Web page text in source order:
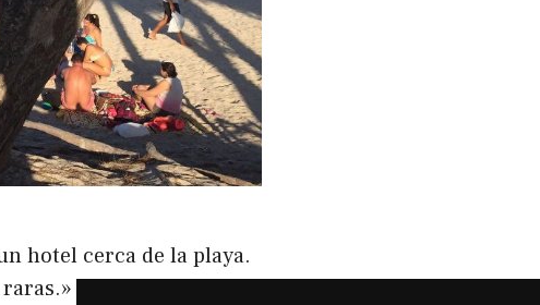
hotel cerca de la playa.
comenzaba una de